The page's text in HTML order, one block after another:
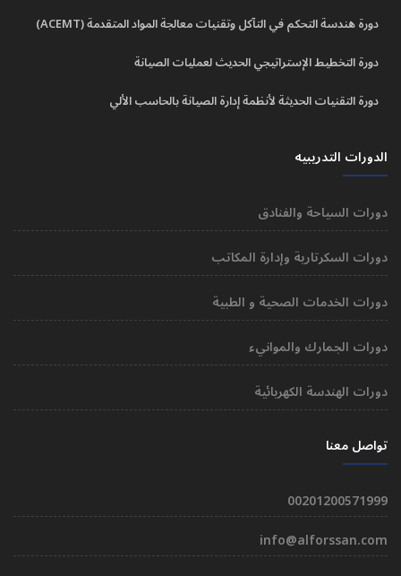
دورة هندسة التحكم في التآكل وتقنيات معالجة المواد المتقدمة (ACEMT)
دورة التخطيط الإستراتيجي الحديث لعمليات الصيانة
دورة التقنيات الحديثة لأنظمة إدارة الصيانة بالحاسب الألي
الدورات التدريبيه
دورات السياحة والفنادق
دورات السكرتارية وإدارة المكاتب
دورات الخدمات الصحية و الطبية
دورات الجمارك والموانيء
دورات الهندسة الكهربائية
تواصل معنا
00201200571999
info@alforssan.com